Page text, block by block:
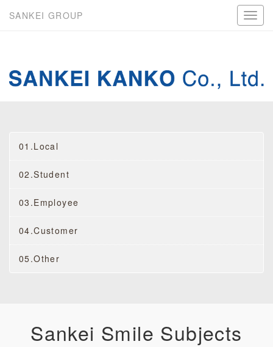
SANKEI GROUP
01.Local
02.Student
03.Employee
04.Customer
05.Other
Sankei Smile Subjects